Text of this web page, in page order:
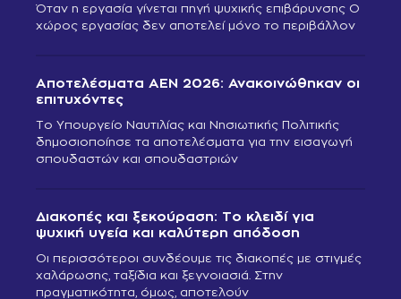
Όταν η εργασία γίνεται πηγή ψυχικής επιβάρυνσης Ο
χώρος εργασίας δεν αποτελεί μόνο το περιβάλλον
Αποτελέσματα ΑΕΝ 2026: Ανακοινώθηκαν οι
επιτυχόντες
Το Υπουργείο Ναυτιλίας και Νησιωτικής Πολιτικής
δημοσιοποίησε τα αποτελέσματα για την εισαγωγή
σπουδαστών και σπουδαστριών
Διακοπές και ξεκούραση: Το κλειδί για
ψυχική υγεία και καλύτερη απόδοση
Οι περισσότεροι συνδέουμε τις διακοπές με στιγμές
χαλάρωσης, ταξίδια και ξεγνοιασιά. Στην
πραγματικότητα, όμως, αποτελούν